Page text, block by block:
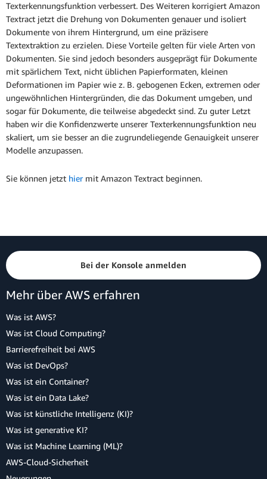
Texterkennungsfunktion verbessert. Des Weiteren korrigiert Amazon
Textract jetzt die Drehung von Dokumenten genauer und isoliert
Dokumente von ihrem Hintergrund, um eine präzisere
Textextraktion zu erzielen. Diese Vorteile gelten für viele Arten von
Dokumenten. Sie sind jedoch besonders ausgeprägt für Dokumente
mit spärlichem Text, nicht üblichen Papierformaten, kleinen
Deformationen im Papier wie z. B. gebogenen Ecken, extremen oder
ungewöhnlichen Hintergründen, die das Dokument umgeben, und
sogar für Dokumente, die teilweise abgedeckt sind. Zu guter Letzt
haben wir die Konfidenzwerte unserer Texterkennungsfunktion neu
skaliert, um sie besser an die zugrundeliegende Genauigkeit unserer
Modelle anzupassen.
Sie können jetzt hiermit Amazon Textract beginnen.
Bei der Konsole anmelden
Mehr über AWS erfahren
Was ist AWS?
Was ist Cloud Computing?
Barrierefreiheit bei AWS
Was ist DevOps?
Was ist ein Container?
Was ist ein Data Lake?
Was ist künstliche Intelligenz (KI)?
Was ist generative KI?
Was ist Machine Learning (ML)?
AWS-Cloud-Sicherheit